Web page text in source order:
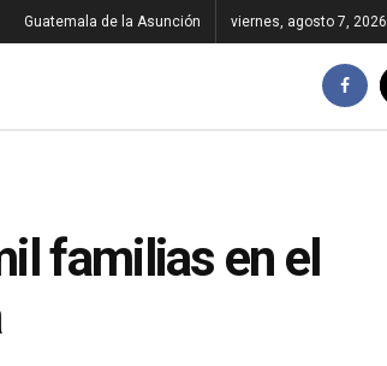
Guatemala de la Asunción viernes, agosto 7, 2026
familias en el